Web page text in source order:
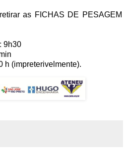
as FICHAS DE PESAGEM
9h30
h (impreterivelmente).